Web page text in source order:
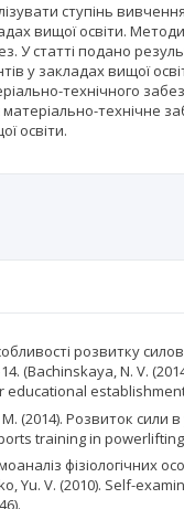
ступінь
вищої освіти.
У статті подано
у закладах вищої
технічного
матеріально-технічне
освіти.
розвитку
(Bachinskaya, N. V.
(2014). Розвиток сили
training in powerlifting.
фізіологічних
Yu. V. (2010). Self-